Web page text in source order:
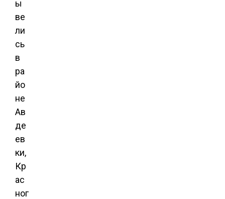
ы
ве
ли
сь
в
ра
йо
не
Ав
де
ев
ки,
Кр
ас
ног